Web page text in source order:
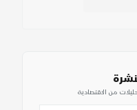
من الاقتصادية